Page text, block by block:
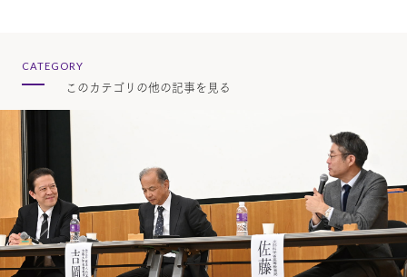
CATEGORY
このカテゴリの他の記事を見る